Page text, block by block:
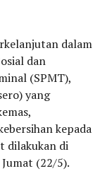
dalam
dan
(SPMT),
yang
kepada
dilakukan di
(22/5).